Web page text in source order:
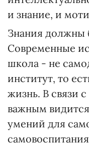
и знание, и
Знания должны
Современные
школа - не
институт, то
жизнь. В связи
важным
умений для